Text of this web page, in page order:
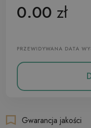
0.00 zł
PRZEWIDYWANA DATA
Gwarancja jakości